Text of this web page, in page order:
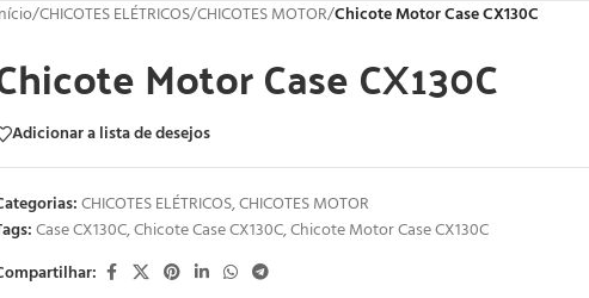
/CHICOTES ELÉTRICOS/CHICOTES MOTOR/Chicote Motor Case CX130C
Motor Case CX130C
Adicionar a lista de desejos
CHICOTES ELÉTRICOS,CHICOTES MOTOR
Case CX130C,Chicote Case CX130C,Chicote Motor Case CX130C